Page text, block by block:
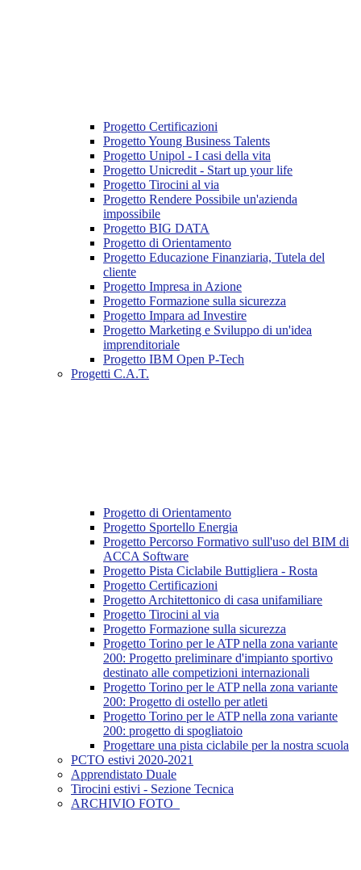
Progetto Certificazioni
Progetto Young Business Talents
Progetto Unipol - I casi della vita
Progetto Unicredit - Start up your life
Progetto Tirocini al via
Progetto Rendere Possibile un'azienda
impossibile
Progetto BIG DATA
Progetto di Orientamento
Progetto Educazione Finanziaria, Tutela del
cliente
Progetto Impresa in Azione
Progetto Formazione sulla sicurezza
Progetto Impara ad Investire
Progetto Marketing e Sviluppo di un'idea
imprenditoriale
Progetto IBM Open P-Tech
Progetti C.A.T.
Progetto di Orientamento
Progetto Sportello Energia
Progetto Percorso Formativo sull'uso del BIM di
ACCA Software
Progetto Pista Ciclabile Buttigliera - Rosta
Progetto Certificazioni
Progetto Architettonico di casa unifamiliare
Progetto Tirocini al via
Progetto Formazione sulla sicurezza
Progetto Torino per le ATP nella zona variante
200: Progetto preliminare d'impianto sportivo
destinato alle competizioni internazionali
Progetto Torino per le ATP nella zona variante
200: Progetto di ostello per atleti
Progetto Torino per le ATP nella zona variante
200: progetto di spogliatoio
Progettare una pista ciclabile per la nostra scuola
PCTO estivi 2020-2021
Apprendistato Duale
Tirocini estivi - Sezione Tecnica
ARCHIVIO FOTO_